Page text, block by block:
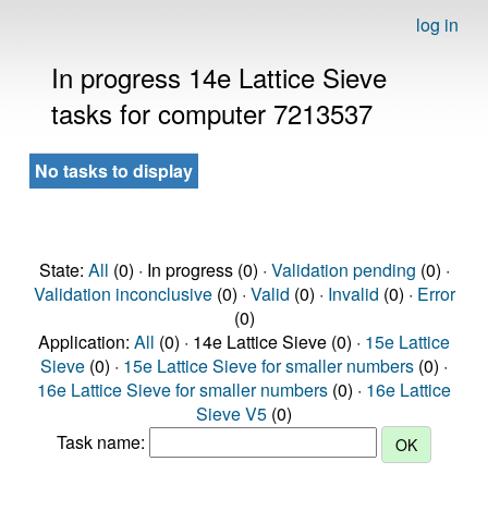
log in
In progress 14e Lattice Sieve
tasks for computer 7213537
No tasks to display
State: All (0) · In progress (0) · Validation pending (0) ·
Validation inconclusive(0) · Valid (0) · Invalid (0) · Error
(0)
Application: All (0) · 14e Lattice Sieve (0) · 15e Lattice
Sieve (0) · 15e Lattice Sieve for smaller numbers (0) ·
16e Lattice Sieve for smaller numbers (0) · 16e Lattice
Sieve V5 (0)
Task name: